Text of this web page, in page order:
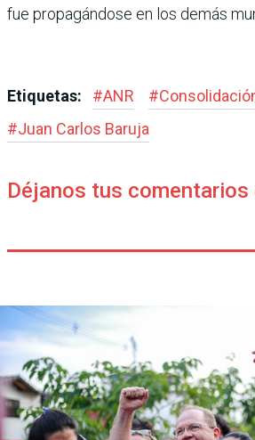
fue propagándose en los demás
Etiquetas: #ANR #
#Juan Carlos Baruja
Déjanos tus comentarios